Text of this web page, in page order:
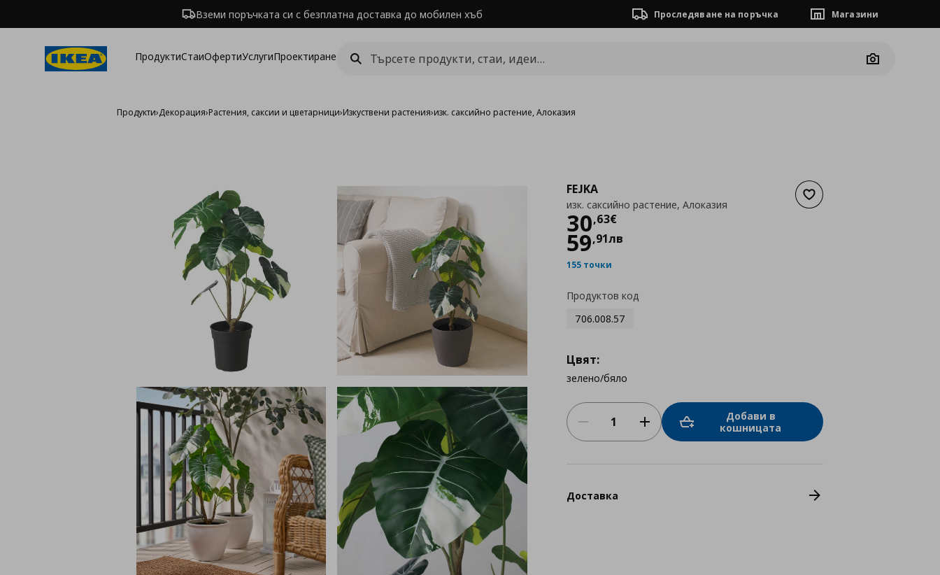
Вземи поръчката си с безплатна доставка до мобилен хъб Проследяване на поръчка Магазини
ПродуктиСтаиОфертиУслугиПроектиране
Camera
Продукти›Декорация›Растения, саксии и цветарници›Изкуствени растения›изк. саксийно растение, Алоказия
Добави към списъка с
FEJKA
изк. саксийно растение, Алоказия
30,63€
Цена
59,91лв
155 точки
Продуктов код
706.008.57
Цвят:
зелено/бяло
Добави в
кошницата
Доставка